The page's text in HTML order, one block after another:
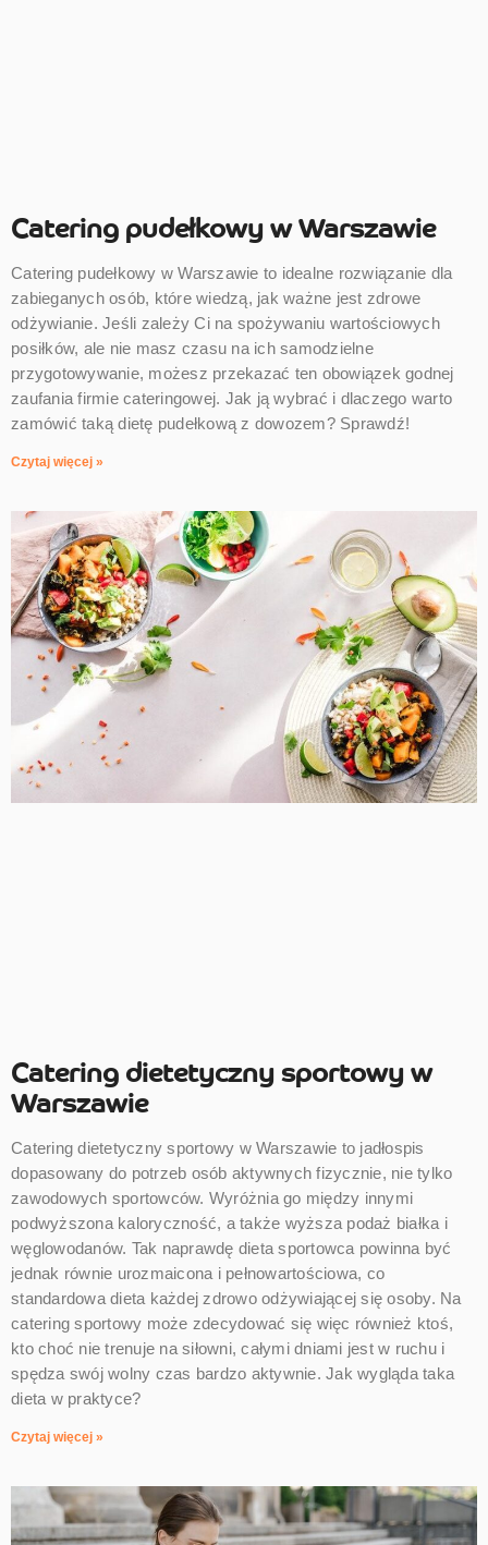
Catering pudełkowy w Warszawie
Catering pudełkowy w Warszawie to idealne rozwiązanie dla
zabieganych osób, które wiedzą, jak ważne jest zdrowe
odżywianie. Jeśli zależy Ci na spożywaniu wartościowych
posiłków, ale nie masz czasu na ich samodzielne
przygotowywanie, możesz przekazać ten obowiązek godnej
zaufania firmie cateringowej. Jak ją wybrać i dlaczego warto
zamówić taką dietę pudełkową z dowozem? Sprawdź!
Czytaj więcej »
Catering dietetyczny sportowy w
Warszawie
Catering dietetyczny sportowy w Warszawie to jadłospis
dopasowany do potrzeb osób aktywnych fizycznie, nie tylko
zawodowych sportowców. Wyróżnia go między innymi
podwyższona kaloryczność, a także wyższa podaż białka i
węglowodanów. Tak naprawdę dieta sportowca powinna być
jednak równie urozmaicona i pełnowartościowa, co
standardowa dieta każdej zdrowo odżywiającej się osoby. Na
catering sportowy może zdecydować się więc również ktoś,
kto choć nie trenuje na siłowni, całymi dniami jest w ruchu i
spędza swój wolny czas bardzo aktywnie. Jak wygląda taka
dieta w praktyce?
Czytaj więcej »